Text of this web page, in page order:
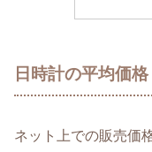
日時計の平均価格
ネット上での販売価